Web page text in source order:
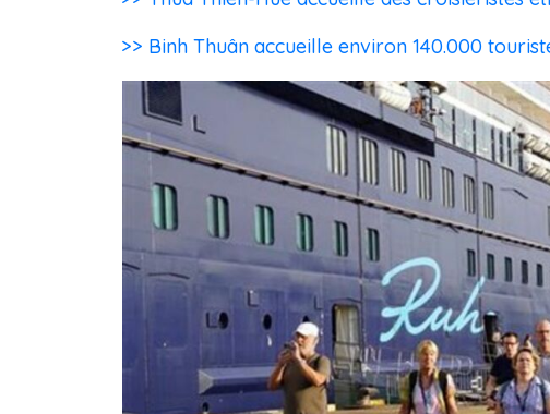
>> Binh Thuân accueille environ 140.000